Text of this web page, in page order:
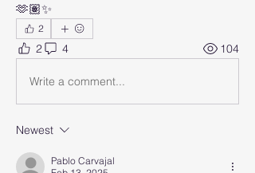
🫶🏽✨
2
2 4 104
Write a comment...
Newest
Pablo Carvajal